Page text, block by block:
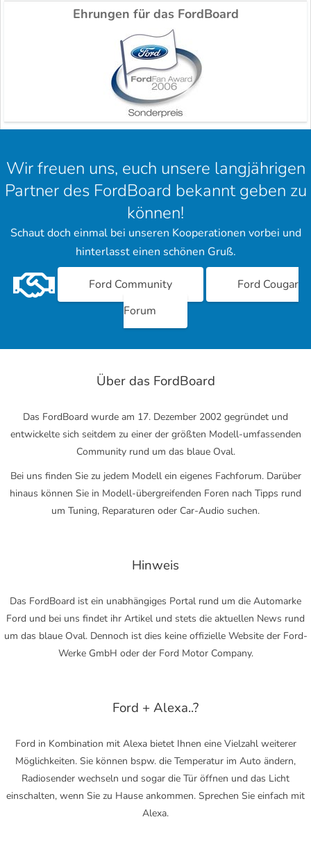
Ehrungen für das FordBoard
Wir freuen uns, euch unsere langjährigen
Partner des FordBoard bekannt geben zu
können!
Schaut doch einmal bei unseren Kooperationen vorbei und
hinterlasst einen schönen Gruß.
Ford Community
Ford Cougar
Forum
Über das FordBoard
Das FordBoard wurde am 17. Dezember 2002 gegründet und
entwickelte sich seitdem zu einer der größten Modell-umfassenden
Community rund um das blaue Oval.
Bei uns finden Sie zu jedem Modell ein eigenes Fachforum. Darüber
hinaus können Sie in Modell-übergreifenden Foren nach Tipps rund
um Tuning, Reparaturen oder Car-Audio suchen.
Hinweis
Das FordBoard ist ein unabhängiges Portal rund um die Automarke
Ford und bei uns findet ihr Artikel und stets die aktuellen News rund
um das blaue Oval. Dennoch ist dies keine offizielle Website der Ford-
Werke GmbH oder der Ford Motor Company.
Ford + Alexa..?
Ford in Kombination mit Alexa bietet Ihnen eine Vielzahl weiterer
Möglichkeiten. Sie können bspw. die Temperatur im Auto ändern,
Radiosender wechseln und sogar die Tür öffnen und das Licht
einschalten, wenn Sie zu Hause ankommen. Sprechen Sie einfach mit
Alexa.